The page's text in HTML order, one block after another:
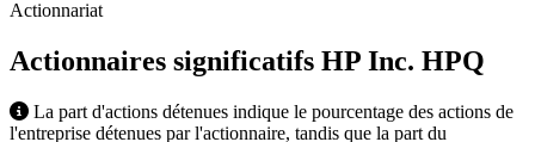
Actionnariat
Actionnaires significatifs HP Inc. HPQ
La part d'actions détenues indique le pourcentage des actions de
l'entreprise détenues par l'actionnaire, tandis que la part du